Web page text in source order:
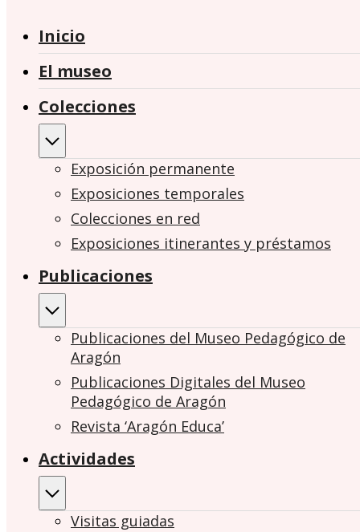
Inicio
El museo
Colecciones
Exposición permanente
Exposiciones temporales
Colecciones en red
Exposiciones itinerantes y préstamos
Publicaciones
Publicaciones del Museo Pedagógico de
Aragón
Publicaciones Digitales del Museo
Pedagógico de Aragón
Revista ‘Aragón Educa’
Actividades
Visitas guiadas